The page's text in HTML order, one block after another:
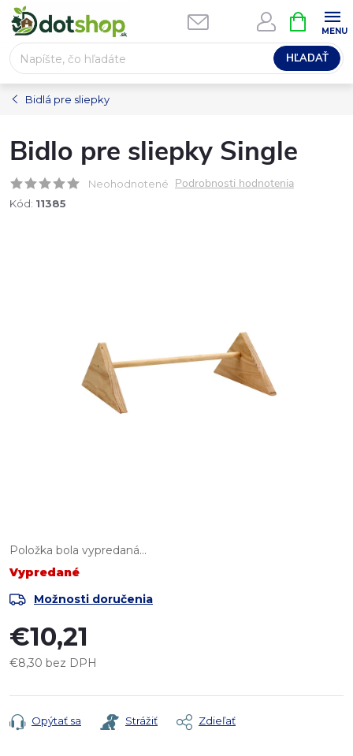
Prejsť
na
obsah
HĽADAŤ
KOŠÍK
Bidlá pre sliepky
Bidlo pre sliepky Single
Neohodnotené Podrobnosti hodnotenia
Kód: 11385
Položka bola vypredaná…
Vypredané
Možnosti doručenia
€10,21
€8,30 bez DPH
cena:
Opýtať sa Strážiť Zdieľať